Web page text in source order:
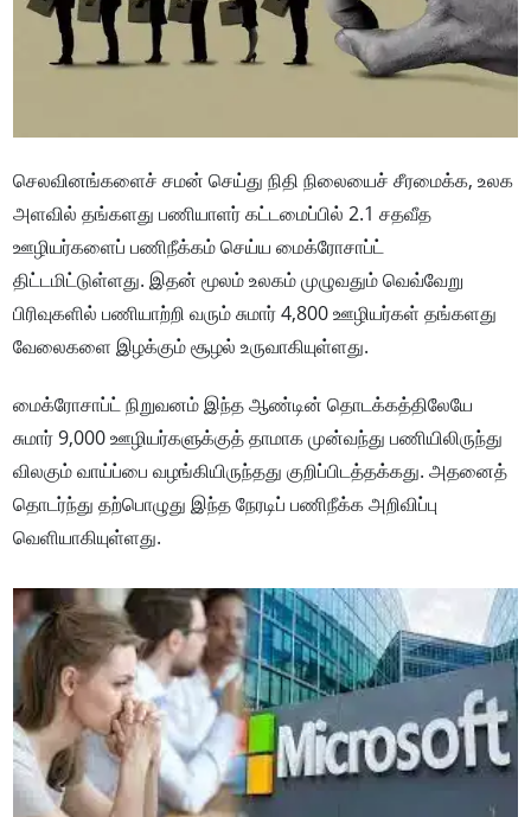
செலவினங்களைச் சமன் செய்து நிதி நிலையைச் சீரமைக்க, உலக
அளவில் தங்களது பணியாளர் கட்டமைப்பில் 2.1 சதவீத
ஊழியர்களைப் பணிநீக்கம் செய்ய மைக்ரோசாப்ட்
திட்டமிட்டுள்ளது. இதன் மூலம் உலகம் முழுவதும் வெவ்வேறு
பிரிவுகளில் பணியாற்றி வரும் சுமார் 4,800 ஊழியர்கள் தங்களது
வேலைகளை இழக்கும் சூழல் உருவாகியுள்ளது.
மைக்ரோசாப்ட் நிறுவனம் இந்த ஆண்டின் தொடக்கத்திலேயே
சுமார் 9,000 ஊழியர்களுக்குத் தாமாக முன்வந்து பணியிலிருந்து
விலகும் வாய்ப்பை வழங்கியிருந்தது குறிப்பிடத்தக்கது. அதனைத்
தொடர்ந்து தற்பொழுது இந்த நேரடிப் பணிநீக்க அறிவிப்பு
வெளியாகியுள்ளது.